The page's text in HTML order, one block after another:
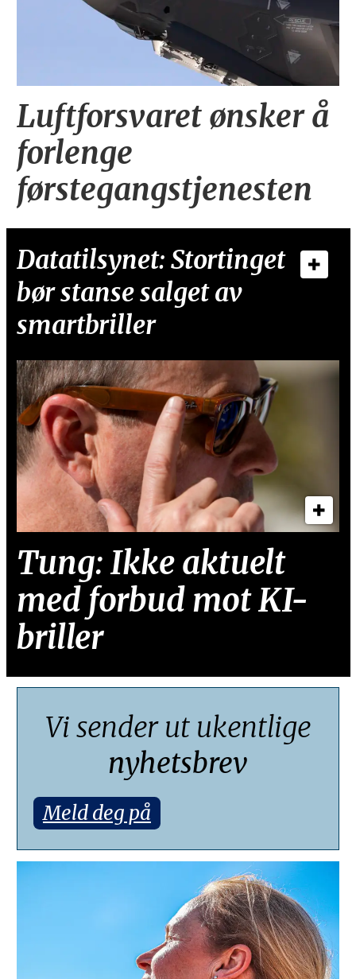
Luftforsvaret ønsker å
forlenge
førstegangstjenesten
Datatilsynet: Stortinget
bør stanse salget av
smartbriller
Tung: Ikke aktuelt
med forbud mot KI-
briller
Vi sender ut ukentlige
nyhetsbrev
Meld deg på